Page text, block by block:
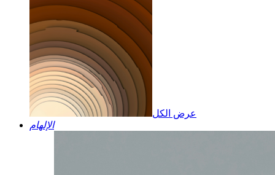
عرض الكل
الإلهام